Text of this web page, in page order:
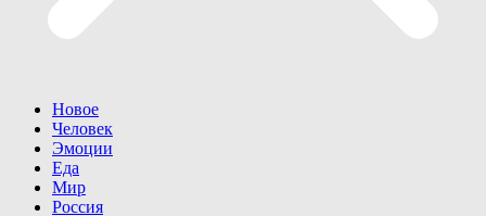
Новое
Человек
Эмоции
Еда
Мир
Россия